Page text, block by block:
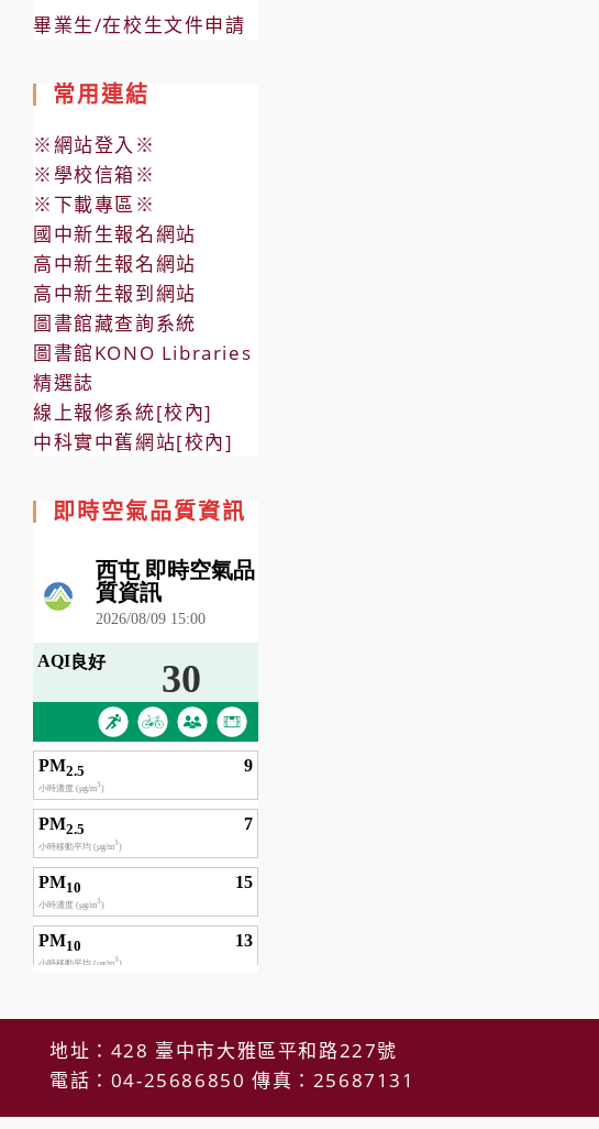
畢業生/在校生文件申請
常用連結
※網站登入※
※學校信箱※
※下載專區※
國中新生報名網站
高中新生報名網站
高中新生報到網站
圖書館藏查詢系統
圖書館KONO Libraries
精選誌
線上報修系統[校內]
中科實中舊網站[校內]
即時空氣品質資訊
地址：428 臺中市大雅區平和路227號
電話：04-25686850 傳真：25687131